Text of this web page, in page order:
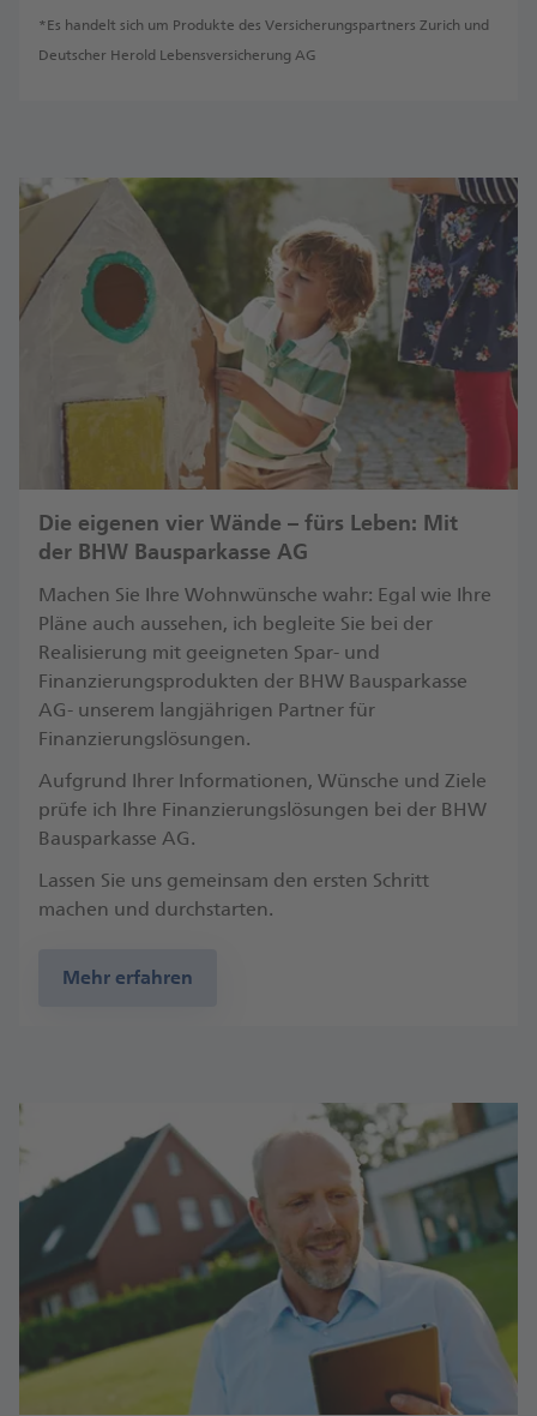
*Es handelt sich um Produkte des Versicherungspartners Zurich und
Deutscher Herold Lebensversicherung AG
Die eigenen vier Wände – fürs Leben: Mit
der BHW Bausparkasse AG
Machen Sie Ihre Wohnwünsche wahr: Egal wie Ihre
Pläne auch aussehen, ich begleite Sie bei der
Realisierung mit geeigneten Spar- und
Finanzierungsprodukten der BHW Bausparkasse
AG- unserem langjährigen Partner für
Finanzierungslösungen.
Aufgrund Ihrer Informationen, Wünsche und Ziele
prüfe ich Ihre Finanzierungslösungen bei der BHW
Bausparkasse AG.
Lassen Sie uns gemeinsam den ersten Schritt
machen und durchstarten.
Mehr erfahren